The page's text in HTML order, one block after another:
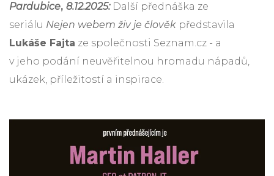
Pardubice, 8.12.2025: Další přednáška ze
seriálu Nejen webem živ je člověk představila
Lukáše Fajta ze společnosti Seznam.cz - a
v jeho podání neuvěřitelnou hromadu nápadů,
ukázek, příležitostí a inspirace.